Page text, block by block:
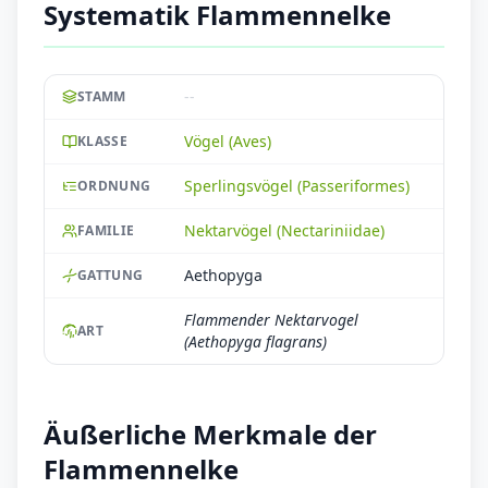
Systematik Flammennelke
STAMM --
KLASSE Vögel (Aves)
ORDNUNG Sperlingsvögel (Passeriformes)
FAMILIE Nektarvögel (Nectariniidae)
GATTUNG Aethopyga
ART
Flammender Nektarvogel
(Aethopyga flagrans)
Äußerliche Merkmale der
Flammennelke